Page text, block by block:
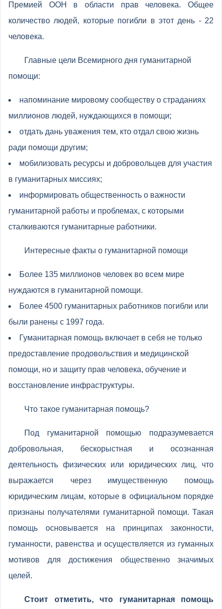
Премией ООН в области прав человека. Общее
количество людей, которые погибли в этот день - 22
человека.
Главные цели Всемирного дня гуманитарной
помощи:
напоминание мировому сообществу о страданиях
миллионов людей, нуждающихся в помощи;
отдать дань уважения тем, кто отдал свою жизнь
ради помощи другим;
мобилизовать ресурсы и добровольцев для участия
в гуманитарных миссиях;
информировать общественность о важности
гуманитарной работы и проблемах, с которыми
сталкиваются гуманитарные работники.
Интересные факты о гуманитарной помощи
Более 135 миллионов человек во всем мире
нуждаются в гуманитарной помощи.
Более 4500 гуманитарных работников погибли или
были ранены с 1997 года.
Гуманитарная помощь включает в себя не только
предоставление продовольствия и медицинской
помощи, но и защиту прав человека, обучение и
восстановление инфраструктуры.
Что такое гуманитарная помощь?
Под гуманитарной помощью подразумевается
добровольная, бескорыстная и осознанная
деятельность физических или юридических лиц, что
выражается через имущественную помощь
юридическим лицам, которые в официальном порядке
признаны получателями гуманитарной помощи. Такая
помощь основывается на принципах законности,
гуманности, равенства и осуществляется из гуманных
мотивов для достижения общественно значимых
целей.
Стоит отметить, что гуманитарная помощь